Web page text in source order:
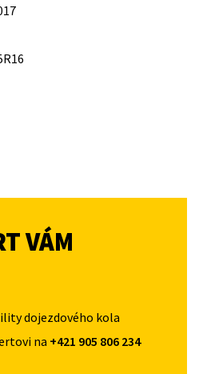
VÁM
dojezdového kola
na +421 905 806 234